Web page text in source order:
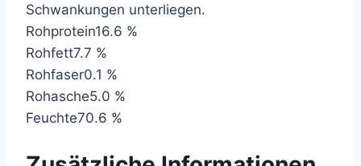
Schwankungen unterliegen.
Rohprotein16.6 %
Rohfett7.7 %
Rohfaser0.1 %
Rohasche5.0 %
Feuchte70.6 %